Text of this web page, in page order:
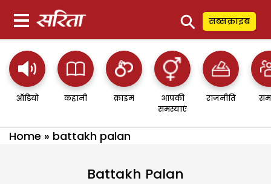
⚲ सब्सक्राइब
ऑडियो कहानी क्राइम
आपकी
समस्याएं
राजनीति
Home » battakh palan
Battakh Palan